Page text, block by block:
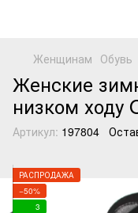
Женщинам Обувь
Женские
низком ходу
Артикул: 197804
РАСПРОДАЖА
−50%
3